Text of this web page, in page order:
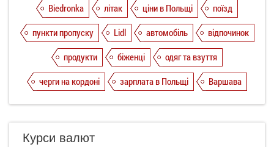
Biedronka
літак ціни в Польщі
поїзд
пункти пропуску
Lidl автомобіль
відпочинок
продукти
біженці
одяг та взуття
черги на кордоні
зарплата в Польщі Варшава
Курси валют